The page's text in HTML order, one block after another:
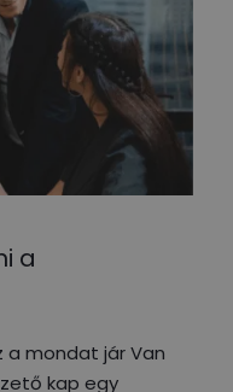
a
a mondat jár Van
kap egy